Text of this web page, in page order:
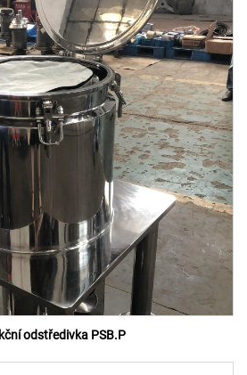
odstředivka PSB.P